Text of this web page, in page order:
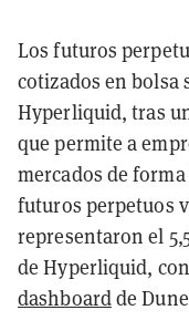
Los futuros
cotizados en bolsa
Hyperliquid, tras
que permite a
mercados de
futuros perpetuos
representaron el
de Hyperliquid,
dashboardde